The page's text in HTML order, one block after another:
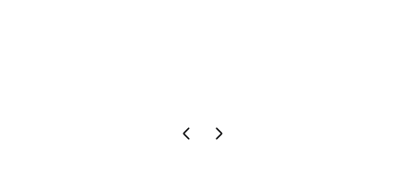
Pagina precedente
Pagina successiva